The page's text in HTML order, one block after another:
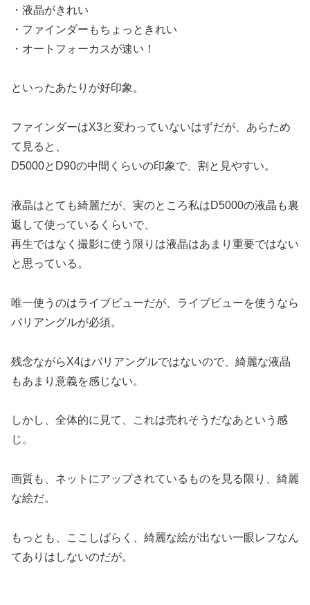
・液晶がきれい
・ファインダーもちょっときれい
・オートフォーカスが速い！
といったあたりが好印象。
ファインダーはX3と変わっていないはずだが、あらため
て見ると、
D5000とD90の中間くらいの印象で、割と見やすい。
液晶はとても綺麗だが、実のところ私はD5000の液晶も裏
返して使っているくらいで、
再生ではなく撮影に使う限りは液晶はあまり重要ではない
と思っている。
唯一使うのはライブビューだが、ライブビューを使うなら
バリアングルが必須。
残念ながらX4はバリアングルではないので、綺麗な液晶
もあまり意義を感じない。
しかし、全体的に見て、これは売れそうだなあという感
じ。
画質も、ネットにアップされているものを見る限り、綺麗
な絵だ。
もっとも、ここしばらく、綺麗な絵が出ない一眼レフなん
てありはしないのだが。